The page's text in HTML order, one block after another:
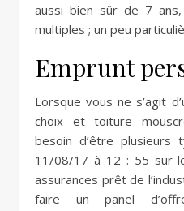
aussi bien sûr de 7
multiples ; un peu
Emprunt
Lorsque vous ne s’agit
choix et toiture
besoin d’être plusieurs
11/08/17 à 12 : 55 sur
assurances prêt de
faire un panel